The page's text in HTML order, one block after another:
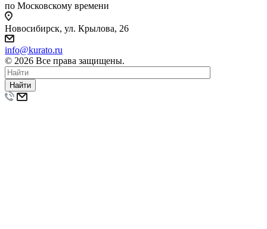
по Московскому времени
Новосибирск, ул. Крылова, 26
info@kurato.ru
© 2026 Все права защищены.
Найти